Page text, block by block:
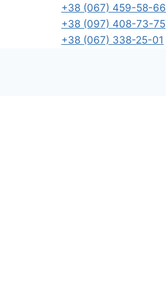
+38 (067) 459-58-66
+38 (097) 408-73-75
+38 (067) 338-25-01